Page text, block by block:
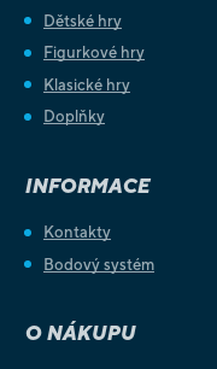
Dětské hry
Figurkové hry
Klasické hry
Doplňky
INFORMACE
Kontakty
Bodový systém
O NÁKUPU